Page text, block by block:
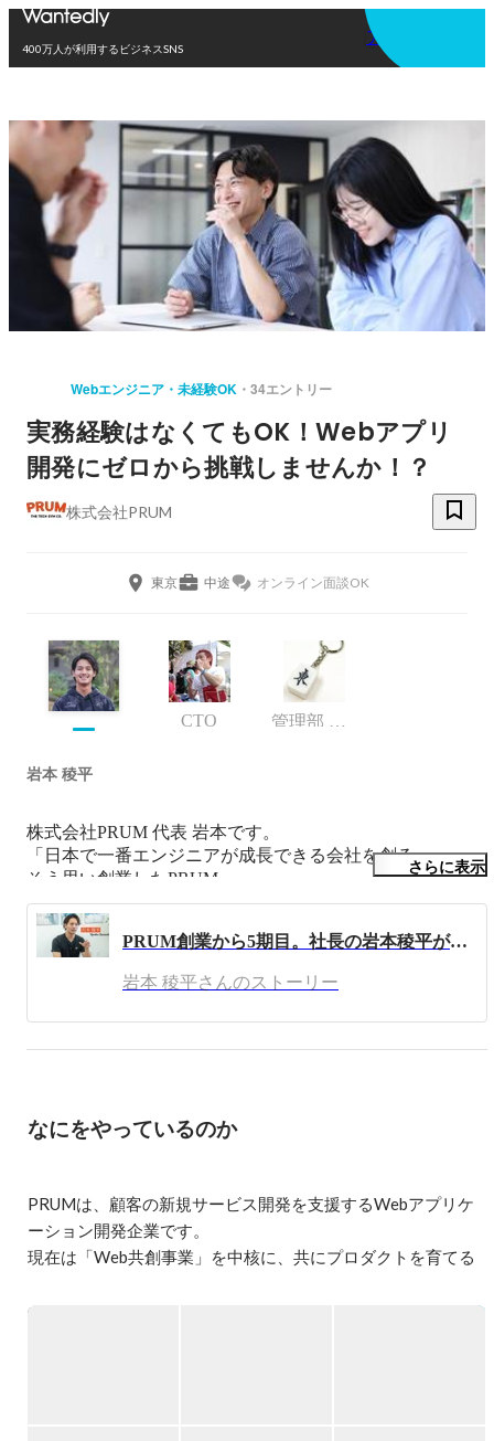
400万人が利用するビジネスSNS
アプリを使う
Webエンジニア・未経験OK 34エントリー
実務経験はなくてもOK！Webアプリ
開発にゼロから挑戦しませんか！？
株式会社PRUM
東京 中途 オンライン面談OK
CTO 管理部 部長
岩本 稜平
株式会社PRUM 代表 岩本です。
「日本で一番エンジニアが成長できる会社を創る」
そう思い創業したPRUM。
今やビジョンに共感してくれて、たくさんのメンバーが集
まってくれています。
す。間違いなくなります。
--
ームの開発統括。
2018年 世界一周のため退職。独立。
2019年 株式会社PRUM創業、代表取締役就任。
さらに表示
PRUM創業から5期目。社長の岩本稜平が今考えていること
岩本 稜平さんのストーリー
なにをやっているのか
PRUMは、顧客の新規サービス開発を支援するWebアプリケ
ーション開発企業です。
現在は「Web共創事業」を中核に、共にプロダクトを育てる